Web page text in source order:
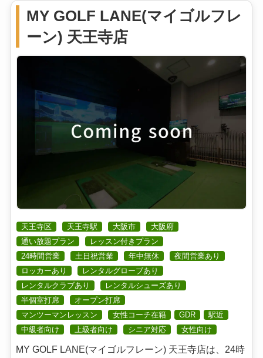
MY GOLF LANE(マイゴルフレ
ーン) 天王寺店
天王寺区 天王寺駅 大阪市
大阪府
通い放題プラン
レッスン付きプラン
24時間営業
土日祝営業 年中無休
夜間営業あり
ロッカーあり
レンタルグローブあり
レンタルクラブあり
レンタルシューズあり
半個室打席
オープン打席
マンツーマンレッスン
女性コーチ在籍 GDR
駅近
中級者向け
上級者向け シニア対応 女性向け
MY GOLF LANE(マイゴルフレーン) 天王寺店は、24時